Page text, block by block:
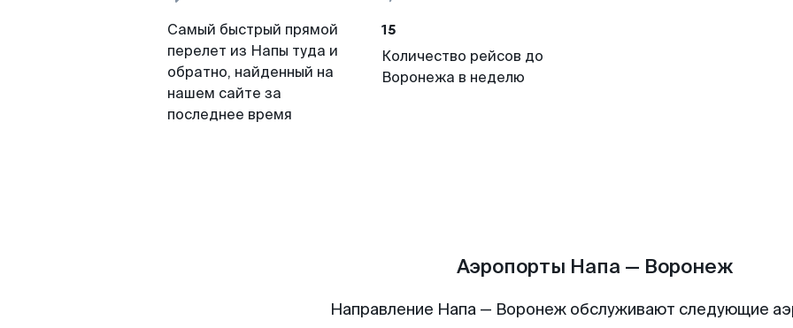
Самый быстрый прямой
перелет из Напы туда и
обратно, найденный на
нашем сайте за
последнее время
15
Количество рейсов до
Воронежа в неделю
Аэропорты Напа — Воронеж
Направление Напа — Воронеж обслуживают следующие